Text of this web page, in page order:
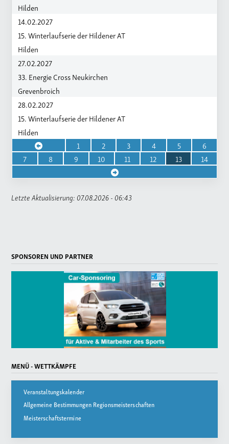
Hilden
14.02.2027
15. Winterlaufserie der Hildener AT
Hilden
27.02.2027
33. Energie Cross Neukirchen
Grevenbroich
28.02.2027
15. Winterlaufserie der Hildener AT
Hilden
1
2 3 4 5
6
7
8 9 10 11 12 13 14
Letzte Aktualisierung: 07.08.2026 - 06:43
SPONSOREN UND PARTNER
MENÜ - WETTKÄMPFE
Veranstaltungskalender
Allgemeine Bestimmungen Regionsmeisterschaften
Meisterschaftstermine